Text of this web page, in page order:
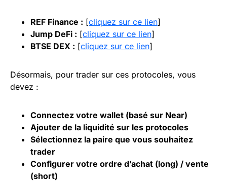
REF Finance : [cliquez sur ce lien]
Jump DeFi : [cliquez sur ce lien]
BTSE DEX : [cliquez sur ce lien]
Désormais, pour trader sur ces protocoles, vous
devez :
Connectez votre wallet (basé sur Near)
Ajouter de la liquidité sur les protocoles
Sélectionnez la paire que vous souhaitez
trader
Configurer votre ordre d’achat (long) / vente
(short)